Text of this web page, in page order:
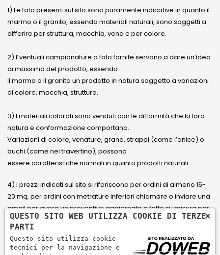
1) Le foto presenti sul sito sono puramente indicative in quanto il
marmo o il granito, essendo materiali naturali, sono soggetti a
differire per struttura, macchia, vena e per colore.
2) Eventuali campionature o foto fornite servono a dare un’idea
di massima del prodotto, essendo
il marmo o il granito un prodotto in natura soggetto a variazioni
di colore, macchia, struttura.
3) I materiali colorati sono venduti con le difformità che la loro
natura e conformazione comportano.
Variazioni di colore, venature, grana, strappi (come l’onice) o
buchi (come nel travertino), possono
essere caratteristiche normali in quanto prodotti naturali.
4) i prezzi indicati sul sito si riferiscono per ordini di almeno 15-
20 mq, per ordini con metrature inferiori chiamare o inviare una
email per avere un preventivo aggiornato e fatto su misura per
il cliente.
5) Paga con Carta di credito Visa, Visa Electron, Maestro,
×
QUESTO SITO WEB UTILIZZA COOKIE DI TERZE
PARTI
Questo sito utilizza cookie
tecnici per la navigazione e